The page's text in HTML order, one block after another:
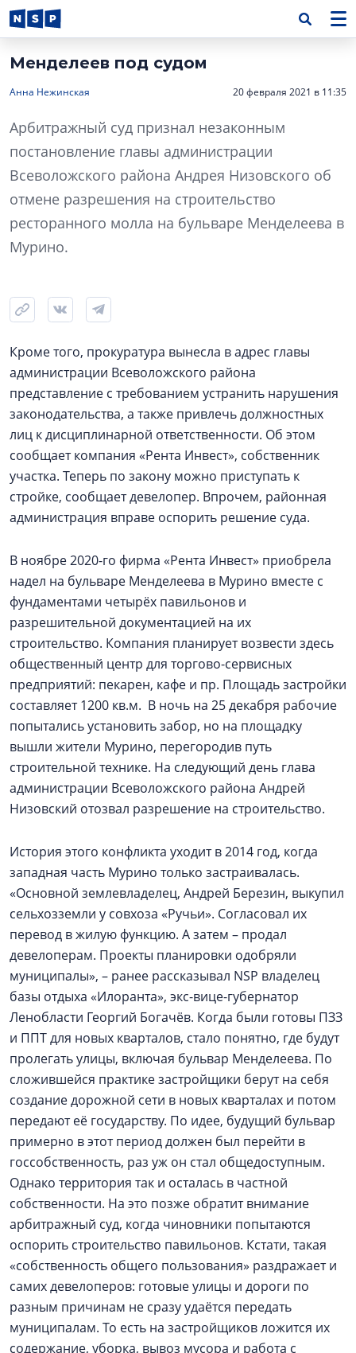
Менделеев под судом
Анна Нежинская 20 февраля 2021 в 11:35
Арбитражный суд признал незаконным
постановление главы администрации
Всеволожского района Андрея Низовского об
отмене разрешения на строительство
ресторанного молла на бульваре Менделеева в
Мурино.
Кроме того, прокуратура вынесла в адрес главы
администрации Всеволожского района
представление с требованием устранить нарушения
законодательства, а также привлечь должностных
лиц к дисциплинарной ответственности. Об этом
сообщает компания «Рента Инвест», собственник
участка. Теперь по закону можно приступать к
стройке, сообщает девелопер. Впрочем, районная
администрация вправе оспорить решение суда.
В ноябре 2020-го фирма «Рента Инвест» приобрела
надел на бульваре Менделеева в Мурино вместе с
фундаментами четырёх павильонов и
разрешительной документацией на их
строительство. Компания планирует возвести здесь
общественный центр для торгово-сервисных
предприятий: пекарен, кафе и пр. Площадь застройки
составляет 1200 кв.м. В ночь на 25 декабря рабочие
попытались установить забор, но на площадку
вышли жители Мурино, перегородив путь
строительной технике. На следующий день глава
администрации Всеволожского района Андрей
Низовский отозвал разрешение на строительство.
История этого конфликта уходит в 2014 год, когда
западная часть Мурино только застраивалась.
«Основной землевладелец, Андрей Березин, выкупил
сельхозземли у совхоза «Ручьи». Согласовал их
перевод в жилую функцию. А затем – продал
девелоперам. Проекты планировки одобряли
муниципалы», – ранее рассказывал NSP владелец
базы отдыха «Илоранта», экс-вице-губернатор
Ленобласти Георгий Богачёв. Когда были готовы ПЗЗ
и ППТ для новых кварталов, стало понятно, где будут
пролегать улицы, включая бульвар Менделеева. По
сложившейся практике застройщики берут на себя
создание дорожной сети в новых кварталах и потом
передают её государству. По идее, будущий бульвар
примерно в этот период должен был перейти в
госсобственность, раз уж он стал общедоступным.
Однако территория так и осталась в частной
собственности. На это позже обратит внимание
арбитражный суд, когда чиновники попытаются
оспорить строительство павильонов. Кстати, такая
«собственность общего пользования» раздражает и
самих девелоперов: готовые улицы и дороги по
разным причинам не сразу удаётся передать
муниципалам. То есть на застройщиков ложится их
содержание, уборка, вывоз мусора и работа с